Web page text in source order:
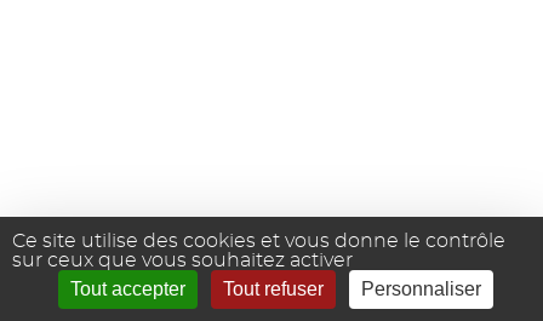
Ce site utilise des cookies et vous donne le contrôle
sur ceux que vous souhaitez activer
Tout accepter Tout refuser Personnaliser